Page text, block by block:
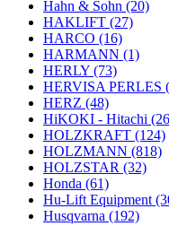
Hahn & Sohn (20)
HAKLIFT (27)
HARCO (16)
HARMANN (1)
HERLY (73)
HERVISA PERLES
HERZ (48)
HiKOKI - Hitachi
HOLZKRAFT (124)
HOLZMANN (818)
HOLZSTAR (32)
Honda (61)
Hu-Lift Equipment
Husqvarna (192)